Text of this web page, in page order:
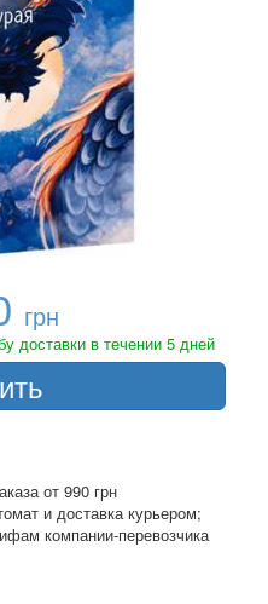
грн
доставки в течении 5 дней
от 990 грн
и доставка курьером;
компании-перевозчика